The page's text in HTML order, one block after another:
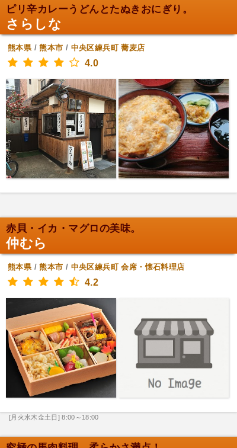
ピリ辛カレーうどんとたぬきおにぎり。
さらしな
熊本県/熊本市 / 中央区練兵町 蕎麦店
4.0
赤貝・イカ・マグロの美味。
仲むら
熊本県/熊本市 / 中央区練兵町 会席・懐石料理店
4.2
[月火水木金土日] 8:00～18:00